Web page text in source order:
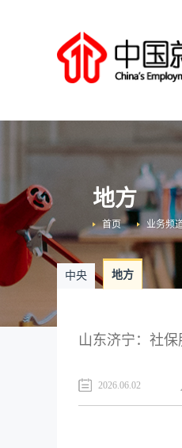
地方
业务频
首页
中央 地方
山东济宁：社
2026.06.02